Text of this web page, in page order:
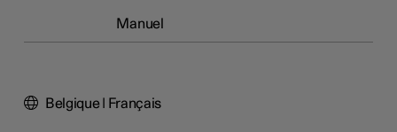
Manuel
Belgique | Français